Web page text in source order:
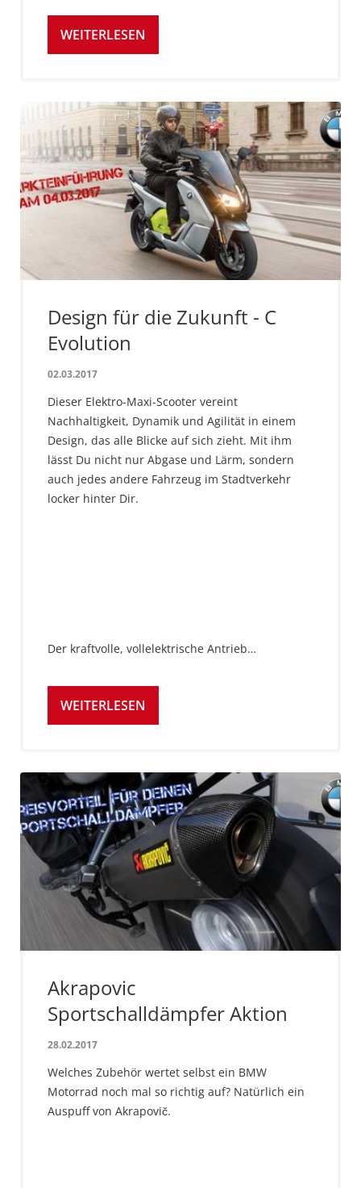
WEITERLESEN
Design für die Zukunft - C
Evolution
02.03.2017
Dieser Elektro-Maxi-Scooter vereint
Nachhaltigkeit, Dynamik und Agilität in einem
Design, das alle Blicke auf sich zieht. Mit ihm
lässt Du nicht nur Abgase und Lärm, sondern
auch jedes andere Fahrzeug im Stadtverkehr
locker hinter Dir.
Der kraftvolle, vollelektrische Antrieb…
WEITERLESEN
Akrapovic
Sportschalldämpfer Aktion
28.02.2017
Welches Zubehör wertet selbst ein BMW
Motorrad noch mal so richtig auf? Natürlich ein
Auspuff von Akrapovič.